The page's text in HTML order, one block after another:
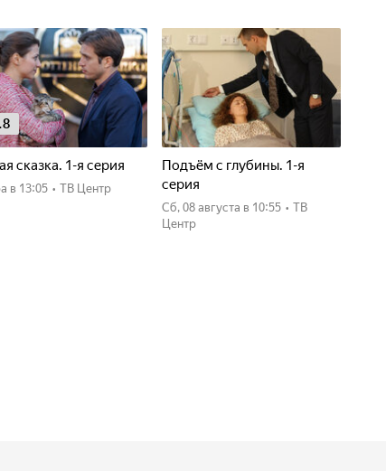
сказка. 1-я серия
в 13:05 • ТВ Центр
Подъём с глубины. 1-я
серия
сб, 08 августа в 10:55 • ТВ
Центр